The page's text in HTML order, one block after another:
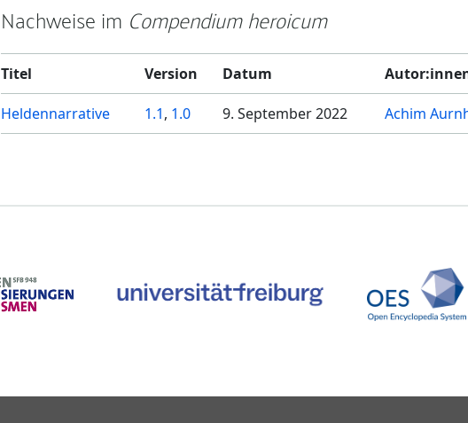
Nachweise im Compendium heroicum
Titel Version Datum
Heldennarrative 1.1, 1.0 9. September 2022 Achim